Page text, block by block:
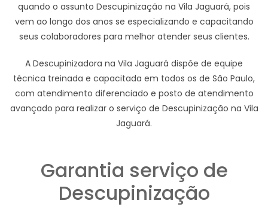
quando o assunto Descupinização na Vila Jaguará, pois
vem ao longo dos anos se especializando e capacitando
seus colaboradores para melhor atender seus clientes.
A Descupinizadora na Vila Jaguará dispõe de equipe
técnica treinada e capacitada em todos os de São Paulo,
com atendimento diferenciado e posto de atendimento
avançado para realizar o serviço de Descupinização na Vila
Jaguará.
Garantia serviço de
Descupinização